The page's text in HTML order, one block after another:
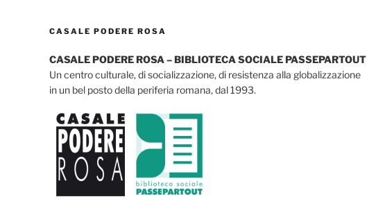
CASALE PODERE ROSA
CASALE PODERE ROSA – BIBLIOTECA SOCIALE PASSEPARTOUT
Un centro culturale, di socializzazione, di resistenza alla globalizzazione
in un bel posto della periferia romana, dal 1993.